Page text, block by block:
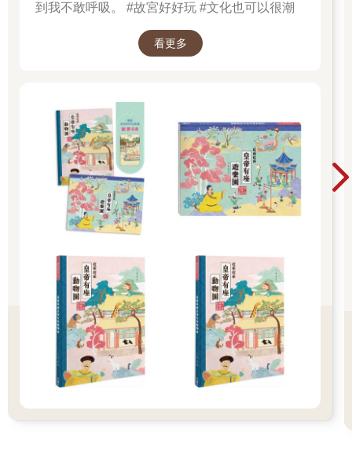
到我不敢呼吸。 #故宮好好玩 #文化也可以很潮
看更多